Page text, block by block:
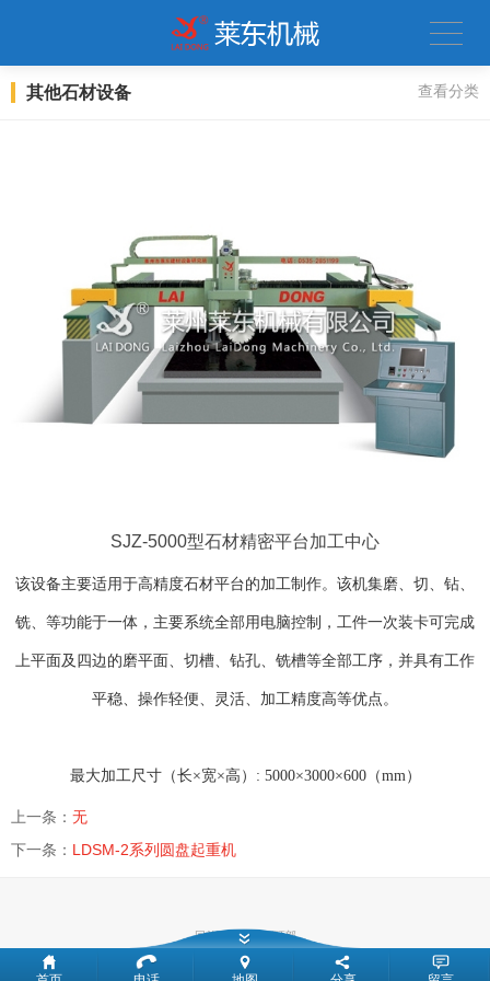
其他石材设备 查看分类
SJZ-5000型石材精密平台加工中心
该设备主要适用于高精度石材平台的加工制作。该机集磨、切、钻、
铣、等功能于一体，主要系统全部用电脑控制，工件一次装卡可完成
上平面及四边的磨平面、切槽、钻孔、铣槽等全部工序，并具有工作
平稳、操作轻便、灵活、加工精度高等优点。
最大加工尺寸（长×宽×高）: 5000×3000×600（mm）
上一条： 无
下一条： LDSM-2系列圆盘起重机
回首页 回到顶部
莱州莱东机械有限公司